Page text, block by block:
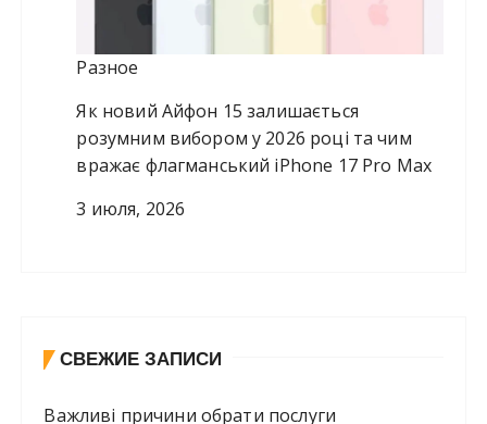
Разное
Як новий Айфон 15 залишається
розумним вибором у 2026 році та чим
вражає флагманський iPhone 17 Pro Max
3 июля, 2026
СВЕЖИЕ ЗАПИСИ
Важливі причини обрати послуги